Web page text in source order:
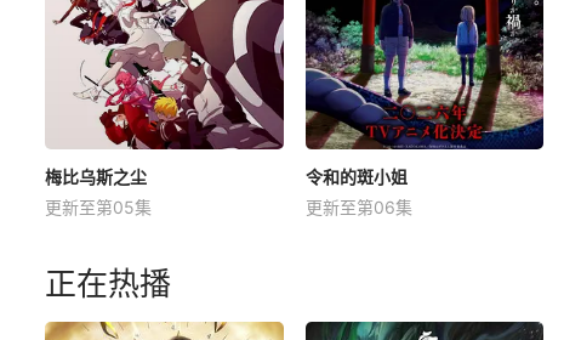
梅比乌斯之尘
更新至第05集
令和的斑小姐
更新至第06集
正在热播